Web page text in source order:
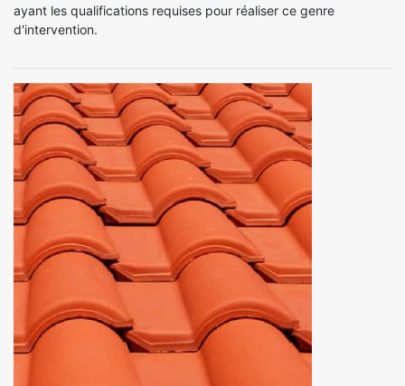
ayant les qualifications requises pour réaliser ce genre
d'intervention.